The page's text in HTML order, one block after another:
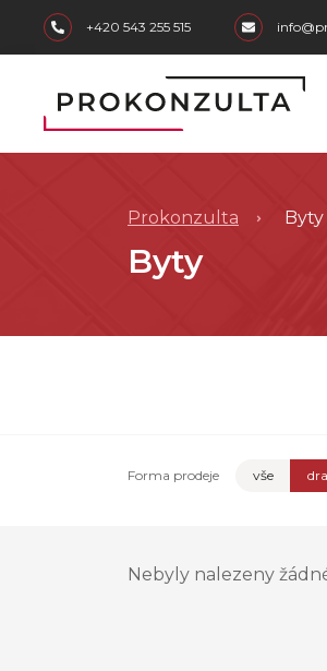
skip to main content
+420 543 255 515
Prokonzulta Byty
Byty
Forma prodeje vše
Nebyly nalezeny